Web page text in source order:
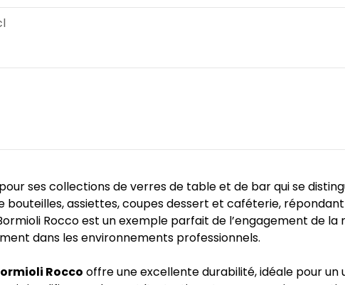
ses collections de verres de table et de bar qui se
assiettes, coupes dessert et caféterie, répondant
Rocco est un exemple parfait de l’engagement de
dans les environnements professionnels.
Rocco offre une excellente durabilité, idéale pour un